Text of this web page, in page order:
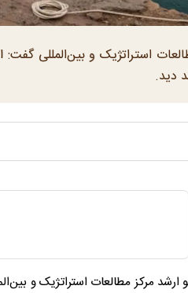
استراتژیک و بین‌المللی
دید.
مرکز مطالعات استراتژیک و